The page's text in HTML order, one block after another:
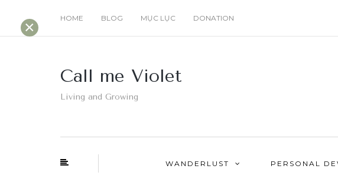
HOME BLOG MỤC LỤC DONATION
Call me Violet
Living and Growing
WANDERLUST PERSONAL
×